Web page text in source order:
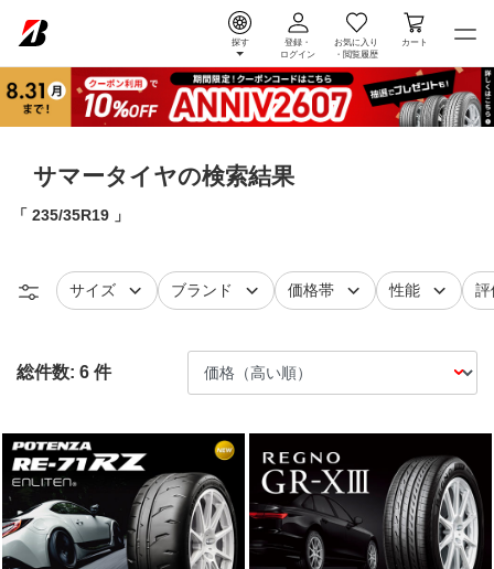
探す
登録・
ログイン
お気に入り
・ 閲覧履歴
カート
サマータイヤの検索結果
235/35R19
タイヤ
サイズで絞り込むタイヤ
ブランド で絞り込む価格帯で絞り込む
性能で絞り込レ
評
総件数: 6 件